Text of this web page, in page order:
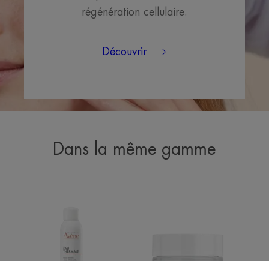
régénération cellulaire.
Découvrir
Dans la même gamme
Spray